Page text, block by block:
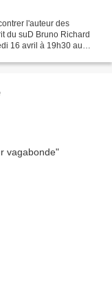
l'auteur des
du suD Bruno Richard
16 avril à 19h30 au